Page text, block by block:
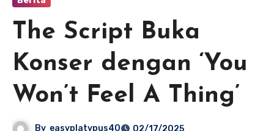
The Script Buka
Konser dengan ‘You
Won’t Feel A Thing’
By easyplatypus40